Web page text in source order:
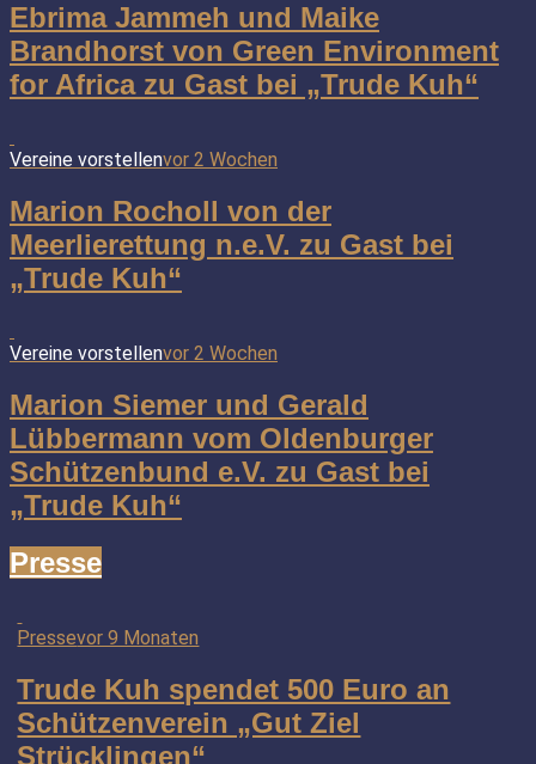
Ebrima Jammeh und Maike
Brandhorst von Green Environment
for Africa zu Gast bei „Trude Kuh“
Vereine vorstellenvor 2 Wochen
Marion Rocholl von der
Meerlierettung n.e.V. zu Gast bei
„Trude Kuh“
Vereine vorstellenvor 2 Wochen
Marion Siemer und Gerald
Lübbermann vom Oldenburger
Schützenbund e.V. zu Gast bei
„Trude Kuh“
Presse
Pressevor 9 Monaten
Trude Kuh spendet 500 Euro an
Schützenverein „Gut Ziel
Strücklingen“